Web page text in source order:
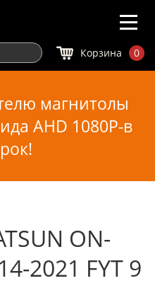
Корзина 0
магнитолы
AHD 1080P-в
ON-
2021 FYT 9